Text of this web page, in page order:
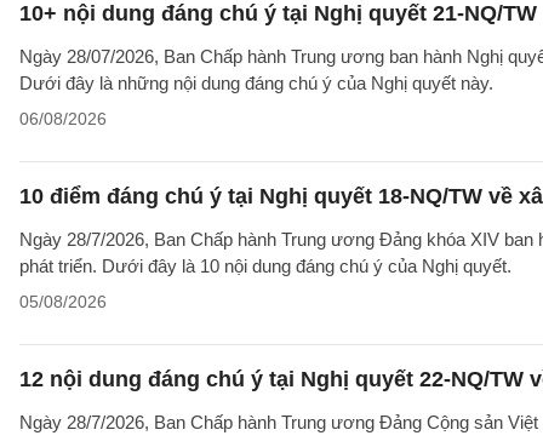
10+ nội dung đáng chú ý tại Nghị quyết 21-NQ/TW
Ngày 28/07/2026, Ban Chấp hành Trung ương ban hành Nghị
Dưới đây là những nội dung đáng chú ý của Nghị quyết này.
06/08/2026
10 điểm đáng chú ý tại Nghị quyết 18-NQ/TW về
Ngày 28/7/2026, Ban Chấp hành Trung ương Đảng khóa XIV
phát triển. Dưới đây là 10 nội dung đáng chú ý của Nghị quyết.
05/08/2026
12 nội dung đáng chú ý tại Nghị quyết 22-NQ/TW
Ngày 28/7/2026, Ban Chấp hành Trung ương Đảng Cộng sản